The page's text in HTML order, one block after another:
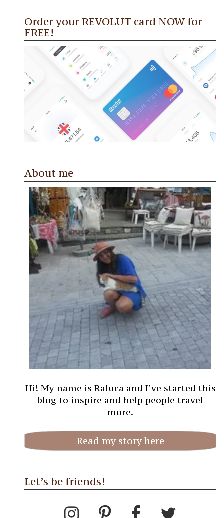
Order your REVOLUT card NOW for
FREE!
About me
Hi! My name is Raluca and I’ve started this
blog to inspire and help people travel
more.
Read my story here
Let’s be friends!